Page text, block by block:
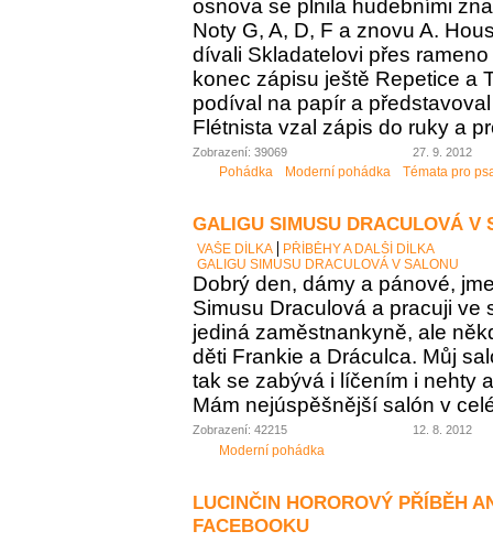
osnova se plnila hudebními
Noty G, A, D, F a znovu A.
dívali Skladatelovi přes
konec zápisu ještě Repetice a
podíval na papír a
Flétnista vzal zápis do ruky a
Zobrazení: 39069 27. 9. 2012
Pohádka Moderní pohádka Témata pro
GALIGU SIMUSU DRACULOVÁ V
VAŠE DÍLKA
PŘÍBĚHY A DALŠÍ DÍLKA
GALIGU SIMUSU DRACULOVÁ V SALONU
Dobrý den, dámy a pánové,
Simusu Draculová a pracuji ve
jediná zaměstnankyně, ale
děti Frankie a Dráculca. Můj
tak se zabývá i líčením i nehty
Mám nejúspěšnější salón v
Zobrazení: 42215 12. 8. 2012
Moderní pohádka
LUCINČIN HOROROVÝ PŘÍBĚH
FACEBOOKU